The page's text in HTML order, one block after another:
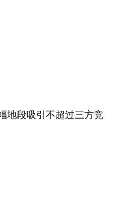
地段吸引不超过三方竞